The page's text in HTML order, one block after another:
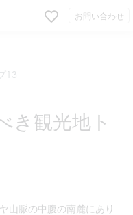
お問い合わせ
13
き観光地ト
山脈の中腹の南麓にあり